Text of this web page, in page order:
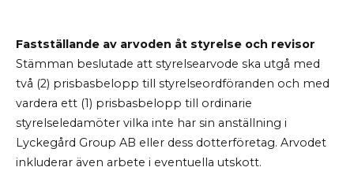
Fastställande av arvoden åt styrelse och revisor
Stämman beslutade att styrelsearvode ska utgå med
två (2) prisbasbelopp till styrelseordföranden och med
vardera ett (1) prisbasbelopp till ordinarie
styrelseledamöter vilka inte har sin anställning i
Lyckegård Group AB eller dess dotterföretag. Arvodet
inkluderar även arbete i eventuella utskott.